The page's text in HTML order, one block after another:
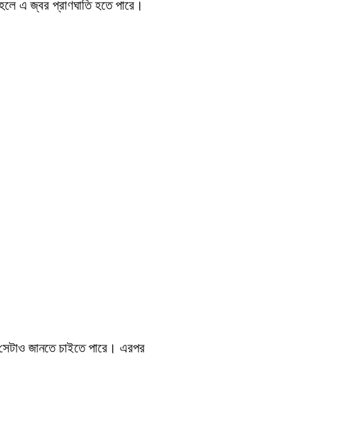
এ জ্বর প্রাণঘাতি হতে পারে।
জানতে চাইতে পারে। এরপর